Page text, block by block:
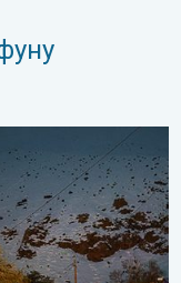
в Андах. . .